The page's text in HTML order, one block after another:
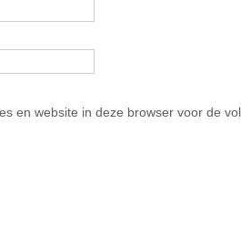
en website in deze browser voor de